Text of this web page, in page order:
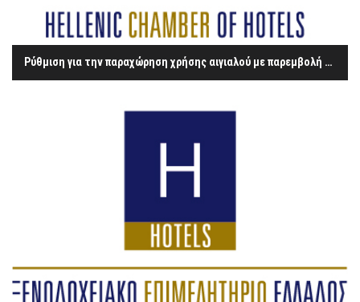
Ρύθμιση για την παραχώρηση χρήσης αιγιαλού με παρεμβολή δημοσίου κτήματος διαχείρισης από την ΕΤΑΔ Α.Ε.